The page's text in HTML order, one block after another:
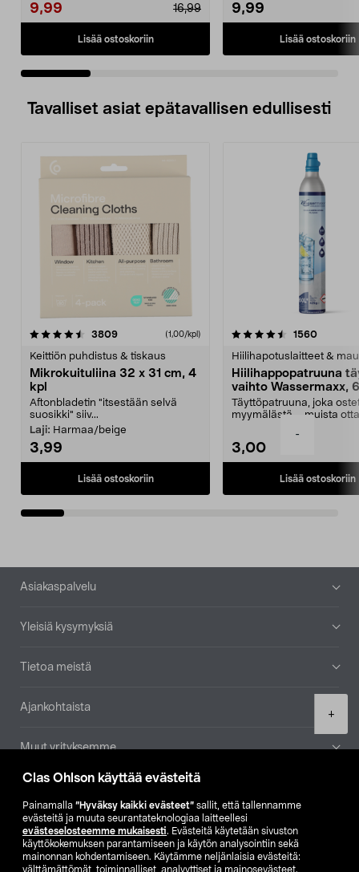
Clas Ohlson käyttää evästeitä
Painamalla ”Hyväksy kaikki evästeet” sallit, että tallennamme
evästeitä ja muuta seurantateknologiaa laitteellesi
evästeselosteemme mukaisesti. Evästeitä käytetään sivuston
käyttökokemuksen parantamiseen ja käytön analysointiin sekä
mainonnan kohdentamiseen. Käytämme neljänlaisia evästeitä:
välttämättömät, toiminnalliset, analyyttiset ja mainosevästeet.
-
+
9,99 16,99
Lisää ostoskoriin
9,99
Lisää ostoskoriin
Tavalliset asiat epätavallisen edullisesti
3809arvostelut (1,00/kpl)
Keittiön puhdistus & tiskaus
Mikrokuituliina 32 x 31 cm, 4
kpl
Aftonbladetin "itsestään selvä
suosikki" siiv...
Laji: Harmaa/beige
3,99
Lisää ostoskoriin
4.5viidestä
1560
Hiilihapotuslaitteet &
Hiilihappopatruuna
vaihto Wassermaxx,
Täyttöpatruuna, joka
myymälästä – muista
3,00
Lisää ostoskoriin
4.5viidestä
Alatunniste
Asiakaspalvelu
Yleisiä kysymyksiä
Tietoa meistä
Ajankohtaista
Muut yrityksemme
Etsi myymälä
SE NO FI
FI SV